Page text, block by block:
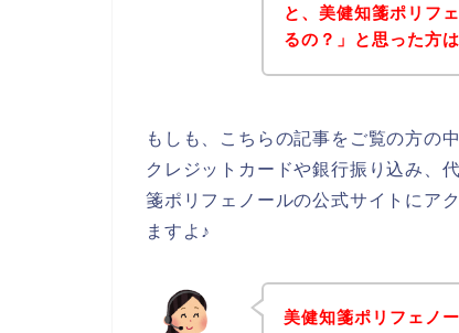
と、美健知箋ポリフ
るの？」と思った方
もしも、こちらの記事をご覧の方の
クレジットカードや銀行振り込み、
箋ポリフェノールの公式サイトにア
ますよ♪
美健知箋ポリフェノ